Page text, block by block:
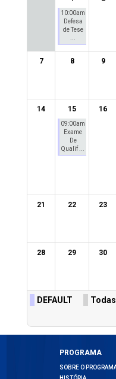
10:00am
Defesa
de Tese
7 8 9
14 15
09:00am
Exame
De
Qualif ...
16
21 22 23
28 29 30
DEFAULT
PROGRAMA
SOBRE O